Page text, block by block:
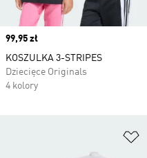
Price
99,95 zł
KOSZULKA 3-STRIPES
Dziecięce Originals
4 kolory